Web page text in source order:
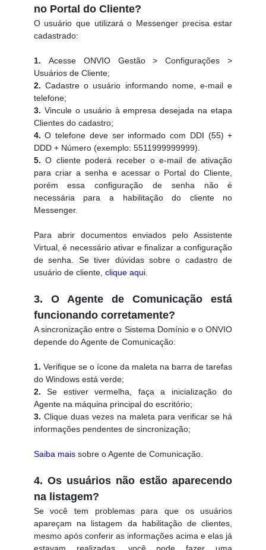
no Portal do Cliente?
O usuário que utilizará o Messenger precisa estar
cadastrado:
1. Acesse ONVIO Gestão > Configurações >
Usuários de Cliente;
2. Cadastre o usuário informando nome, e-mail e
telefone;
3. Vincule o usuário à empresa desejada na etapa
Clientes do cadastro;
4.O telefone deve ser informado com DDI (55) +
DDD + Número (exemplo: 5511999999999).
5.O cliente poderá receber o e-mail de ativação
para criar a senha e acessar o Portal do Cliente,
porém essa configuração de senha não é
necessária para a habilitação do cliente no
Messenger.
Para abrir documentos enviados pelo Assistente
Virtual, é necessário ativar e finalizar a configuração
de senha. Se tiver dúvidas sobre o cadastro de
usuário de cliente, clique aqui.
3. O Agente de Comunicação está
funcionando corretamente?
A sincronização entre o Sistema Domínio e o ONVIO
depende do Agente de Comunicação:
1. Verifique se o ícone da maleta na barra de tarefas
do Windows está verde;
2. Se estiver vermelha, faça a inicialização do
Agente na máquina principal do escritório;
3. Clique duas vezes na maleta para verificar se há
informações pendentes de sincronização;
Saiba maissobre o Agente de Comunicação.
4. Os usuários não estão aparecendo
na listagem?
Se você tem problemas para que os usuários
apareçam na listagem da habilitação de clientes,
mesmo após conferir as informações acima e elas já